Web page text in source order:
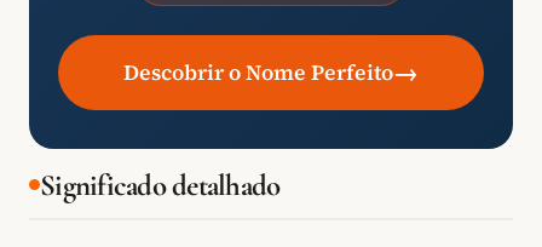
Descobrir o Nome Perfeito→
Significado detalhado